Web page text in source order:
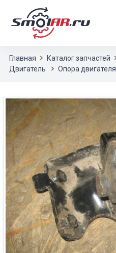
Главная Каталог запчастей
Двигатель
Опора двигателя